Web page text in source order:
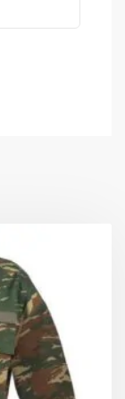
ή
υφασμάτινο